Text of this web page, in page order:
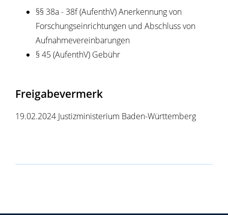
§§ 38a - 38f (AufenthV) Anerkennung von
Forschungseinrichtungen und Abschluss von
Aufnahmevereinbarungen
§ 45 (AufenthV) Gebühr
Freigabevermerk
19.02.2024 Justizministerium Baden-Württemberg